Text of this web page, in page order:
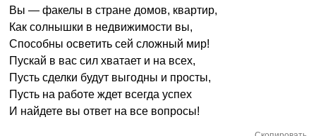
Вы — факелы в стране домов, квартир,
Как солнышки в недвижимости вы,
Способны осветить сей сложный мир!
Пускай в вас сил хватает и на всех,
Пусть сделки будут выгодны и просты,
Пусть на работе ждет всегда успех
И найдете вы ответ на все вопросы!